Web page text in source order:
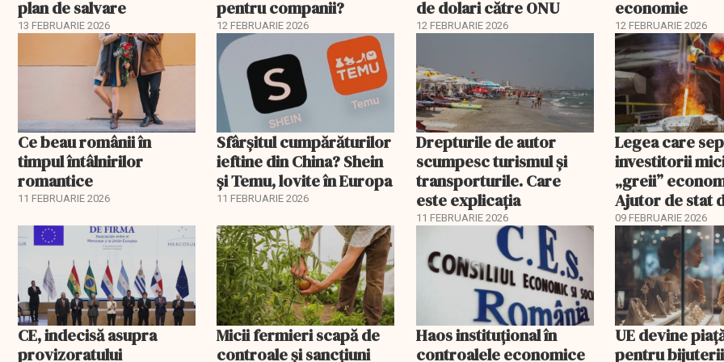
plan de salvare
13 FEBRUARIE 2026
pentru companii?
12 FEBRUARIE 2026
de dolari către ONU
12 FEBRUARIE 2026
economie
12 FEBRUARIE 2026
Ce beau românii în
timpul întâlnirilor
romantice
11 FEBRUARIE 2026
Sfârșitul cumpărăturilor
ieftine din China? Shein
și Temu, lovite în Europa
11 FEBRUARIE 2026
Drepturile de autor
scumpesc turismul și
transporturile. Care
este explicația
11 FEBRUARIE 2026
Legea care
investitorii
„greii”
Ajutor de stat
pentru
gigantice
09 FEBRUARIE 2026
CE, indecisă asupra
provizoratului
Micii fermieri scapă de
controale și sancțiuni
Haos instituțional în
controalele economice
UE devine
pentru